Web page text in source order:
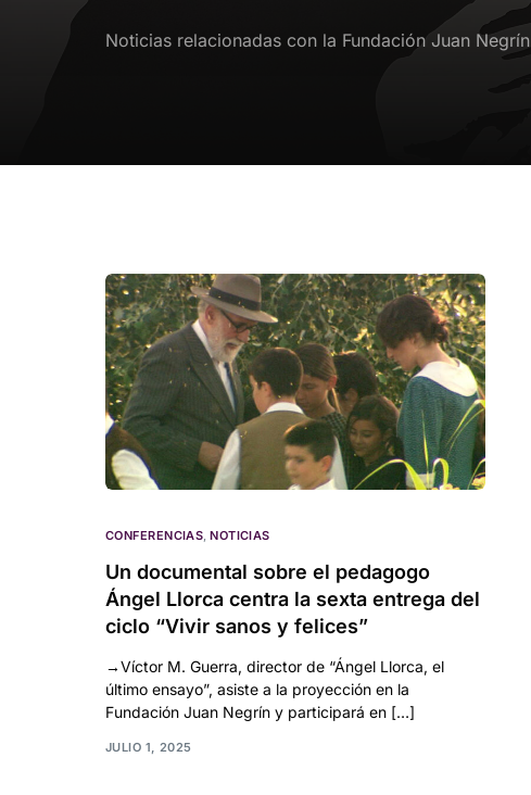
Noticias relacionadas con la Fundación Juan Negrín
CONFERENCIAS,NOTICIAS
Un documental sobre el pedagogo
Ángel Llorca centra la sexta entrega del
ciclo “Vivir sanos y felices”
→Víctor M. Guerra, director de “Ángel Llorca, el
último ensayo”, asiste a la proyección en la
Fundación Juan Negrín y participará en […]
JULIO 1, 2025